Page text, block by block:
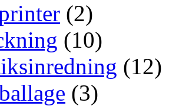
(2)
(10)
(12)
(3)